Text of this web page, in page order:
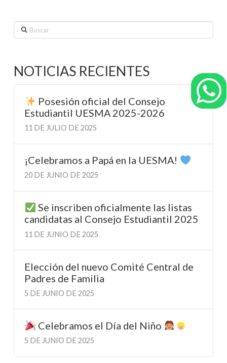
Buscar
NOTICIAS RECIENTES
Posesión oficial del Consejo
Estudiantil UESMA 2025-2026
11 DE JULIO DE 2025
¡Celebramos a Papá en la UESMA!
20 DE JUNIO DE 2025
Se inscriben oficialmente las listas
candidatas al Consejo Estudiantil 2025
11 DE JUNIO DE 2025
Elección del nuevo Comité Central de
Padres de Familia
5 DE JUNIO DE 2025
Celebramos el Día del Niño
5 DE JUNIO DE 2025